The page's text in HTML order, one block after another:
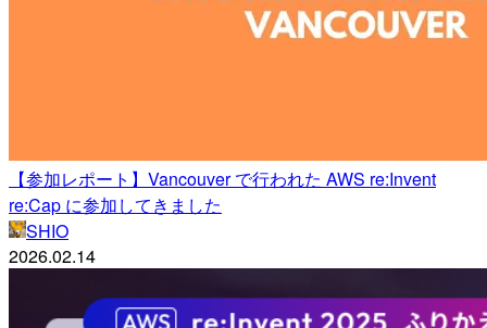
【参加レポート】Vancouver で行われた AWS re:Invent
re:Cap に参加してきました
SHIO
2026.02.14